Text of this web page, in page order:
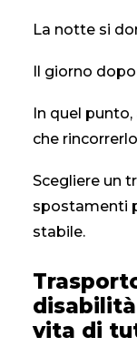
La notte si
Il giorno
In quel
che
Scegliere un
spostamenti
stabile.
vita di